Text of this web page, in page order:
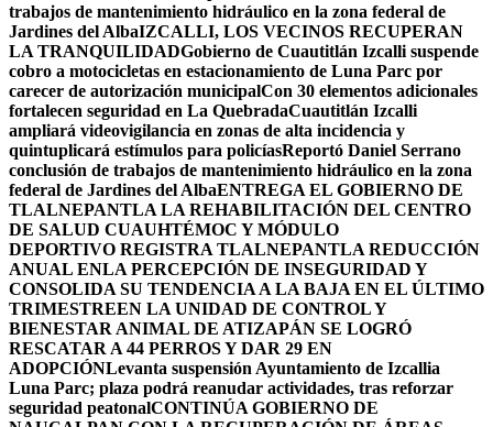
trabajos de mantenimiento hidráulico en la zona federal de
Jardines del AlbaIZCALLI, LOS VECINOS RECUPERAN
LA TRANQUILIDADGobierno de Cuautitlán Izcalli suspende
cobro a motocicletas en estacionamiento de Luna Parc por
carecer de autorización municipalCon 30 elementos adicionales
fortalecen seguridad en La QuebradaCuautitlán Izcalli
ampliará videovigilancia en zonas de alta incidencia y
quintuplicará estímulos para policíasReportó Daniel Serrano
conclusión de trabajos de mantenimiento hidráulico en la zona
federal de Jardines del AlbaENTREGA EL GOBIERNO DE
TLALNEPANTLA LA REHABILITACIÓN DEL CENTRO
DE SALUD CUAUHTÉMOC Y MÓDULO
DEPORTIVO REGISTRA TLALNEPANTLA REDUCCIÓN
ANUAL ENLA PERCEPCIÓN DE INSEGURIDAD Y
CONSOLIDA SU TENDENCIA A LA BAJA EN EL ÚLTIMO
TRIMESTREEN LA UNIDAD DE CONTROL Y
BIENESTAR ANIMAL DE ATIZAPÁN SE LOGRÓ
RESCATAR A 44 PERROS Y DAR 29 EN
ADOPCIÓNLevanta suspensión Ayuntamiento de Izcallia
Luna Parc; plaza podrá reanudar actividades, tras reforzar
seguridad peatonalCONTINÚA GOBIERNO DE